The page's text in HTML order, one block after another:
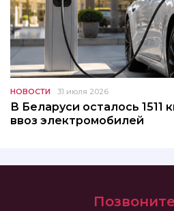
НОВОСТИ 31 июля 2026
В Беларуси осталось 1511
ввоз электромобилей